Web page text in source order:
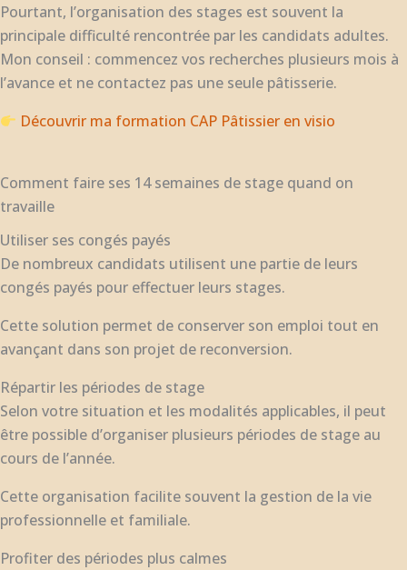
Pourtant, l’organisation des stages est souvent la
principale difficulté rencontrée par les candidats adultes.
Mon conseil : commencez vos recherches plusieurs mois à
l’avance et ne contactez pas une seule pâtisserie.
Découvrir ma formation CAP Pâtissier en visio
Comment faire ses 14 semaines de stage quand on
travaille
Utiliser ses congés payés
De nombreux candidats utilisent une partie de leurs
congés payés pour effectuer leurs stages.
Cette solution permet de conserver son emploi tout en
avançant dans son projet de reconversion.
Répartir les périodes de stage
Selon votre situation et les modalités applicables, il peut
être possible d’organiser plusieurs périodes de stage au
cours de l’année.
Cette organisation facilite souvent la gestion de la vie
professionnelle et familiale.
Profiter des périodes plus calmes